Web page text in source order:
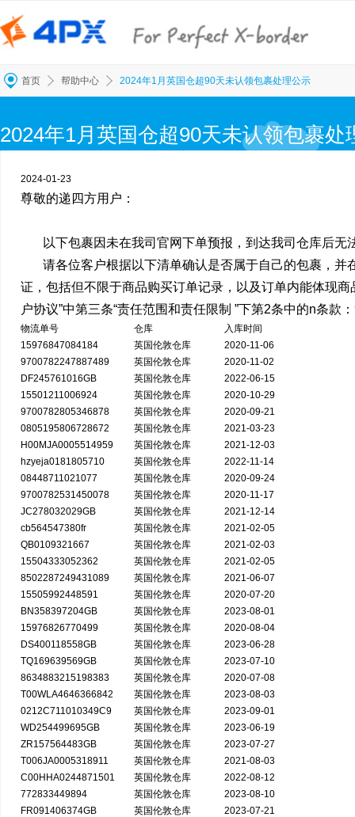
首页 帮助中心 2024年1月英国仓超90天未认领包裹处理公示
2024年1月英国仓超90天未认领包裹处
2024-01-23
尊敬的递四方用户：
以下包裹因未在我司官网下单预报，到达我司仓库后无
请各位客户根据以下清单确认是否属于自己的包裹，并
证，包括但不限于商品购买订单记录，以及订单内能体现
户协议”中第三条“责任范围和责任限制 ”下第2条中的n条
物流单号 仓库
入库时间
15976847084184
英国伦敦仓库
2020-11-06
9700782247887489
英国伦敦仓库
2020-11-02
DF245761016GB
英国伦敦仓库
2022-06-15
15501211006924
英国伦敦仓库
2020-10-29
9700782805346878
英国伦敦仓库
2020-09-21
0805195806728672
英国伦敦仓库
2021-03-23
H00MJA0005514959
英国伦敦仓库
2021-12-03
hzyeja0181805710
英国伦敦仓库
2022-11-14
08448711021077
英国伦敦仓库
2020-09-24
9700782531450078
英国伦敦仓库
2020-11-17
JC278032029GB
英国伦敦仓库
2021-12-14
cb564547380fr
英国伦敦仓库
2021-02-05
QB0109321667
英国伦敦仓库
2021-02-03
15504333052362
英国伦敦仓库
2021-02-05
8502287249431089
英国伦敦仓库
2021-06-07
15505992448591
英国伦敦仓库
2020-07-20
BN358397204GB
英国伦敦仓库
2023-08-01
15976826770499
英国伦敦仓库
2020-08-04
DS400118558GB
英国伦敦仓库
2023-06-28
TQ169639569GB
英国伦敦仓库
2023-07-10
8634883215198383
英国伦敦仓库
2020-07-08
T00WLA4646366842
英国伦敦仓库
2023-08-03
0212C711010349C9
英国伦敦仓库
2023-09-01
WD254499695GB
英国伦敦仓库
2023-06-19
ZR157564483GB
英国伦敦仓库
2023-07-27
T006JA0005318911
英国伦敦仓库
2021-08-03
C00HHA0244871501
英国伦敦仓库
2022-08-12
772833449894
英国伦敦仓库
2023-08-10
FR091406374GB
英国伦敦仓库
2023-07-21